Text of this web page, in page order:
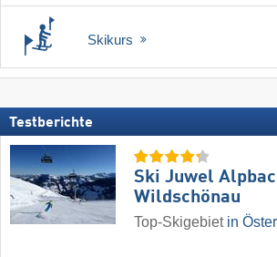
Skikurs
Testberichte
Ski Juwel
Wildschönau
Top-Skigebiet in